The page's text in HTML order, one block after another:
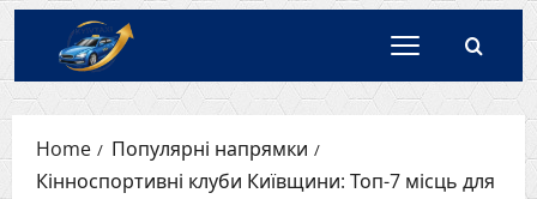
Skip
to
content
Home
Популярні напрямки
Кінноспортивні клуби Київщини: Топ-7 місць для